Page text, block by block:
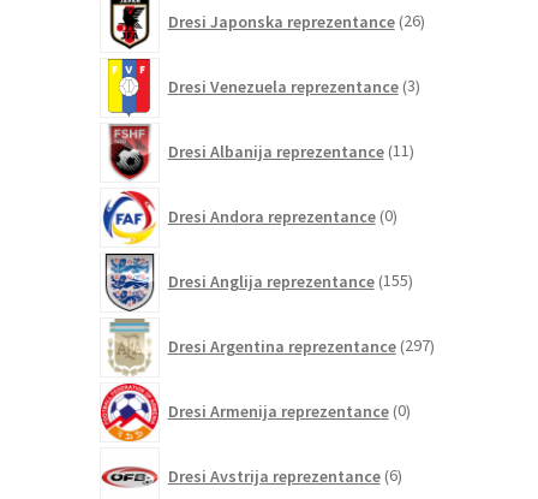
Dresi Japonska reprezentance 26izdelkov
Dresi Venezuela reprezentance 3izdelki
Dresi Albanija reprezentance 11izdelkov
Dresi Andora reprezentance 0izdelkov
Dresi Anglija reprezentance 155izdelkov
Dresi Argentina reprezentance 297izdelkov
Dresi Armenija reprezentance 0izdelkov
Dresi Avstrija reprezentance 6izdelkov